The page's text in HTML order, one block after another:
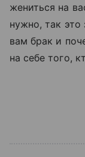
жениться на
нужно, так это
вам брак и
на себе того,